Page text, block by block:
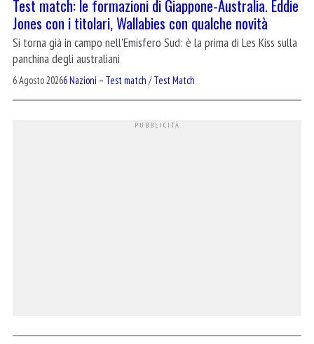
Test match: le formazioni di Giappone-Australia. Eddie
Jones con i titolari, Wallabies con qualche novità
Si torna già in campo nell'Emisfero Sud: è la prima di Les Kiss sulla
panchina degli australiani
6 Agosto 20266 Nazioni – Test match /Test Match